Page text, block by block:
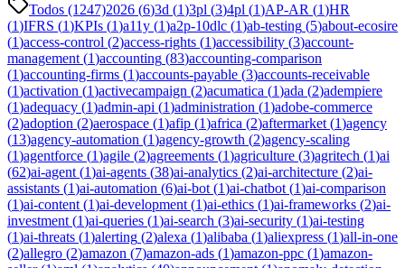
Todos (1247)2026 (6)3d (1)3pl (3)4pl (1)AP-AR (1)HR
(1)IFRS (1)KPIs (1)a11y (1)a2p-10dlc (1)ab-testing (5)about-ecosire
(1)access-control (2)access-rights (1)accessibility (3)account-
management (1)accounting (83)accounting-comparison
(1)accounting-firms (1)accounts-payable (3)accounts-receivable
(1)activation (1)activecampaign (2)acumatica (1)ada (2)adempiere
(1)adequacy (1)admin-api (1)administration (1)adobe-commerce
(2)adoption (2)aerospace (1)afip (1)africa (2)aftermarket (1)agency
(13)agency-automation (1)agency-growth (2)agency-scaling
(1)agentforce (1)agile (2)agreements (1)agriculture (3)agritech (1)ai
(62)ai-agent (1)ai-agents (38)ai-analytics (2)ai-architecture (2)ai-
assistants (1)ai-automation (6)ai-bot (1)ai-chatbot (1)ai-comparison
(1)ai-content (1)ai-development (1)ai-ethics (1)ai-frameworks (2)ai-
investment (1)ai-queries (1)ai-search (3)ai-security (1)ai-testing
(1)ai-threats (1)alerting (2)alexa (1)alibaba (1)aliexpress (1)all-in-one
(2)allegro (2)amazon (7)amazon-ads (1)amazon-ppc (1)amazon-